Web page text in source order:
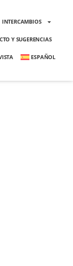
INTERCAMBIOS
Y SUGERENCIAS
ESPAÑOL